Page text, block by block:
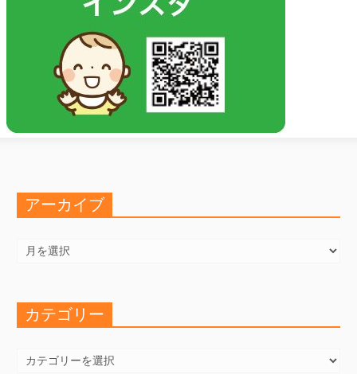
アーカイブ
カ
カテゴリー
ゴ